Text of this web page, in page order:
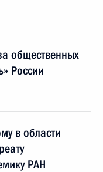
общественных
России
в области
РАН